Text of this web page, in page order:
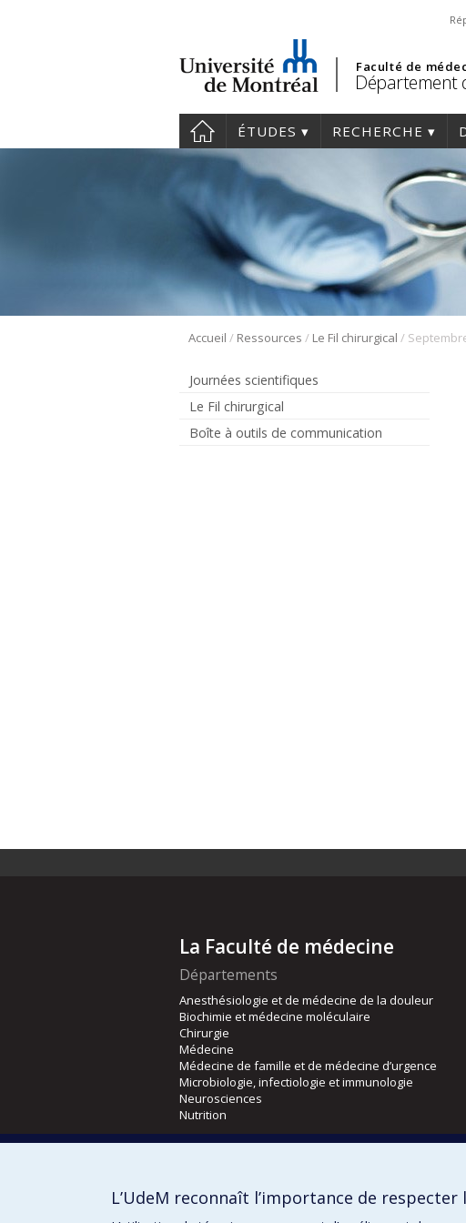
Faculté de
Département
ÉTUDES RECHERCHE
Accueil / Ressources / Le Fil chirurgical /
Journées scientifiques
Le Fil chirurgical
Boîte à outils de communication
La Faculté de médecine
Départements
Anesthésiologie et de médecine de la douleur
Biochimie et médecine moléculaire
Chirurgie
Médecine
Médecine de famille et de médecine d’urgence
Microbiologie, infectiologie et immunologie
Neurosciences
Nutrition
Orthophonie et audiologie
L’UdeM reconnaît l’importance de respecter